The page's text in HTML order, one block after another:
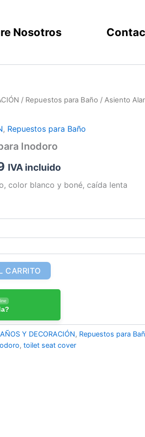
Nosotros
/ Repuestos para Baño / Asiento
, Repuestos para Baño
Inodoro
Price
range:
$24.81
through
$25.79
IVA incluido
color blanco y boné, caída lenta
CARRITO
Y DECORACIÓN, Repuestos para
, toilet seat cover